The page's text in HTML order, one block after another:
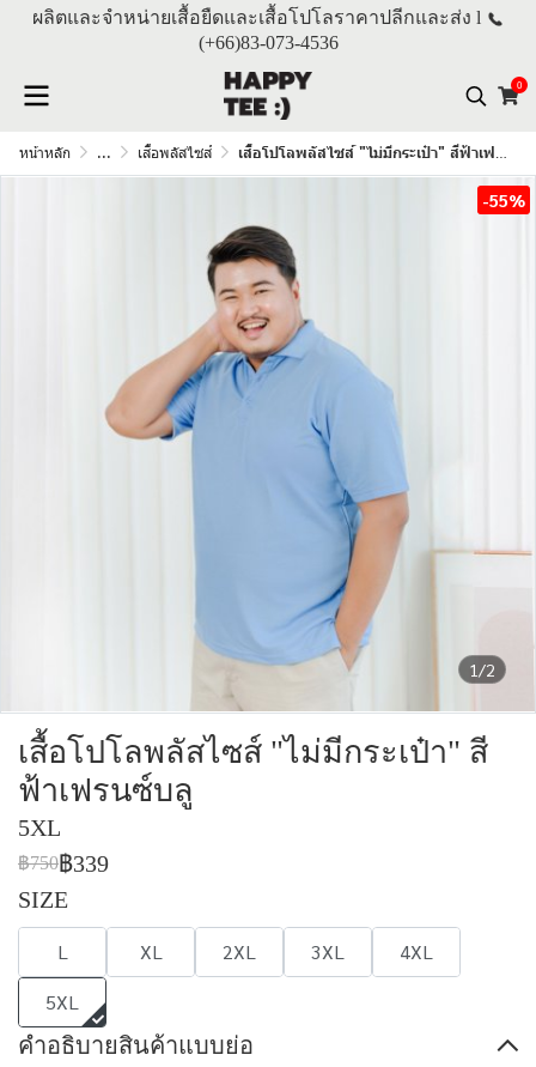
ผลิตและจำหน่ายเสื้อยืดและเสื้อโปโลราคาปลีกและส่ง l
(+66)83-073-4536
0
หน้าหลัก ... เสื้อพลัสไซส์ เสื้อโปโลพลัสไซส์ "ไม่มีกระเป๋า" สีฟ้าเฟรนซ์บลู
1/2
-55%
เสื้อโปโลพลัสไซส์ "ไม่มีกระเป๋า" สี
ฟ้าเฟรนซ์บลู
5XL
฿750฿339
SIZE
L XL 2XL 3XL
4XL
5XL
คำอธิบายสินค้าแบบย่อ